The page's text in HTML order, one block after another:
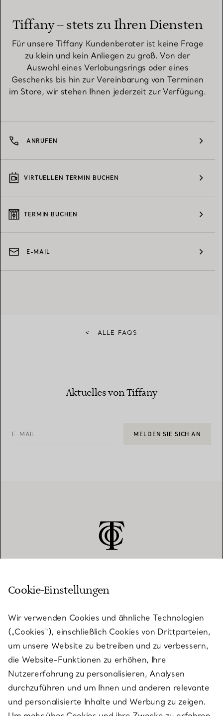
Tiffany – stets zu Ihren Diensten
Für unsere Tiffany Kundenberater ist keine Frage
zu klein und kein Anliegen zu groß. Von der
Auswahl eines Verlobungsrings oder eines
Geschenks bis hin zur Vereinbarung von Terminen
im Store, wir stehen Ihnen jederzeit zur Verfügung.
ANRUFEN
VIRTUELLEN TERMIN BUCHEN
TERMIN BUCHEN
E-MAIL
< ALLE FAQS
Aktuelles von Tiffany
E-MAIL MELDEN SIE SICH AN
KUNDENSERVICE
SERVICES
ÜBER TIFFANY & CO.
Cookie-Einstellungen
Wir verwenden Cookies und ähnliche Technologien
(„Cookies“), einschließlich Cookies von Drittparteien,
um unsere Website zu betreiben und zu verbessern,
die Website-Funktionen zu erhöhen, Ihre
Nutzererfahrung zu personalisieren, Analysen
durchzuführen und um Ihnen und anderen relevante
und personalisierte Inhalte und Werbung zu zeigen.